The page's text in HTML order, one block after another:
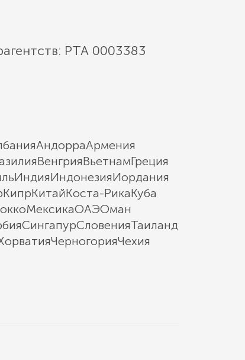
РТА 0003383
АндорраАрмения
ВенгрияВьетнамГреция
ИндияИндонезияИордания
КипрКитайКоста-РикаКуба
МексикаОАЭОман
СингапурСловенияТаиланд
ЧерногорияЧехия